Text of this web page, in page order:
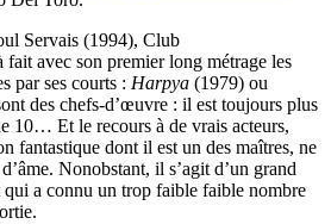
Servais (1994), Club
fait avec son premier long métrage les
par ses courts : Harpya (1979) ou
des chefs-d’œuvre : il est toujours plus
10… Et le recours à de vrais acteurs,
fantastique dont il est un des maîtres, ne
Nonobstant, il s’agit d’un grand
a connu un trop faible faible nombre